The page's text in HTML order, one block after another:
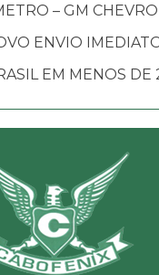
– GM
ENVIO
EM MENOS DE